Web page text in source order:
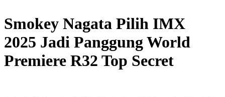
Smokey Nagata Pilih IMX
2025 Jadi Panggung World
Premiere R32 Top Secret